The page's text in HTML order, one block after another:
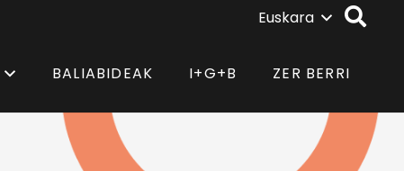
Euskara
BALIABIDEAK I+G+B ZER BERRI